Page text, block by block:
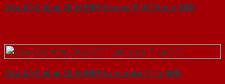
Cửa Gỗ Chống Cháy MDF Veneer P1G1 Sồi-a-SGD
Cửa Gỗ Chống Cháy MDF Laminate P1-a-SGD